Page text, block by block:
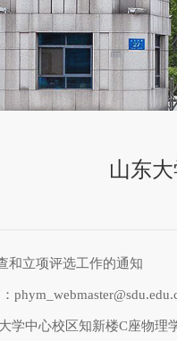
山东
和立项评选工作的通知
学中心校区知新楼C座物理